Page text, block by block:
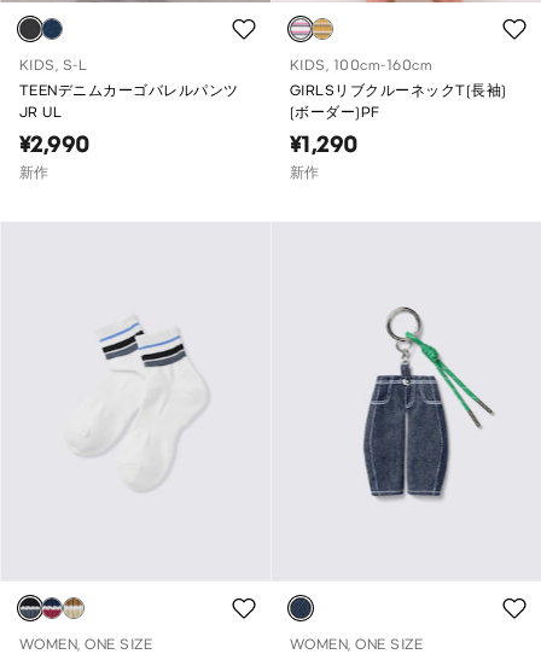
KIDS, S-L
TEENデニムカーゴバレルパンツ
JR UL
¥2,990
新作
KIDS, 100cm-160cm
GIRLSリブクルーネックT(長袖)
(ボーダー)PF
¥1,290
新作
WOMEN, ONE SIZE
WOMEN, ONE SIZE